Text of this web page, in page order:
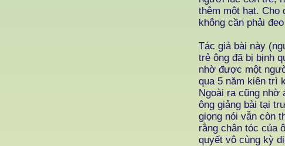
thêm một hạt. Cho
không cần phải
Tác giả bài này
trẻ ông đã bị bịnh
nhờ được một
qua 5 năm kiên trì
Ngoài ra cũng nhờ
ông giảng bài tại
giọng nói vẫn còn
rằng chân tóc của
quyết vô cùng kỳ